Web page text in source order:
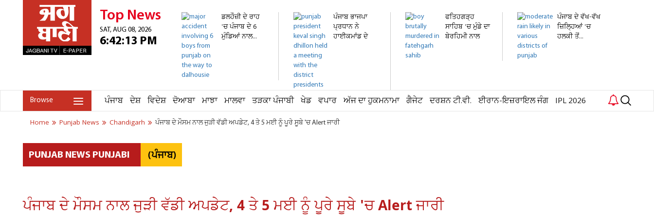
Top News
SAT, AUG 08, 2026
6:42:13 PM
ਡਲਹੌਜ਼ੀ ਦੇ ਰਾਹ
'ਚ ਪੰਜਾਬ ਦੇ 6
ਮੁੰਡਿਆਂ ਨਾਲ...
ਪੰਜਾਬ ਭਾਜਪਾ
ਪ੍ਰਧਾਨ ਨੇ
ਹਾਈਕਮਾਂਡ ਦੇ
ਫਤਿਹਗੜ੍ਹ
ਸਾਹਿਬ 'ਚ ਮੁੰਡੇ ਦਾ
ਬੇਰਹਿਮੀ ਨਾਲ
ਪੰਜਾਬ ਦੇ ਵੱਖ-ਵੱਖ
ਜ਼ਿਲ੍ਹਿਆਂ 'ਚ
ਹਲਕੀ ਤੋਂ...
Browse ਪੰਜਾਬ ਦੇਸ਼ ਵਿਦੇਸ਼ ਦੋਆਬਾ ਮਾਝਾ ਮਾਲਵਾ ਤੜਕਾ ਪੰਜਾਬੀ ਖੇਡ ਵਪਾਰ ਅੱਜ ਦਾ ਹੁਕਮਨਾਮਾ ਗੈਜੇਟ ਦਰਸ਼ਨ ਟੀ.ਵੀ. ਈਰਾਨ-ਇਜ਼ਰਾਇਲ ਜੰਗ IPL 2026
Home Punjab News Chandigarh ਪੰਜਾਬ ਦੇ ਮੌਸਮ ਨਾਲ ਜੁੜੀ ਵੱਡੀ ਅਪਡੇਟ, 4 ਤੇ 5 ਮਈ ਨੂੰ ਪੂਰੇ ਸੂਬੇ 'ਚ Alert ਜਾਰੀ
PUNJAB NEWS PUNJABI (ਪੰਜਾਬ)
ਪੰਜਾਬ ਦੇ ਮੌਸਮ ਨਾਲ ਜੁੜੀ ਵੱਡੀ ਅਪਡੇਟ, 4 ਤੇ 5 ਮਈ ਨੂੰ ਪੂਰੇ ਸੂਬੇ 'ਚ Alert ਜਾਰੀ